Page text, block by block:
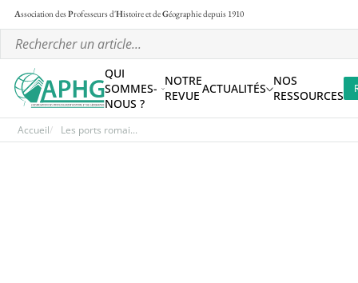
Association desProfesseurs d'Histoire et deGéographiedepuis 1910
QUI
SOMMES-
NOUS ?
NOTRE
REVUE ACTUALITÉS NOS
RESSOURCES
Accueil Les ports romai...